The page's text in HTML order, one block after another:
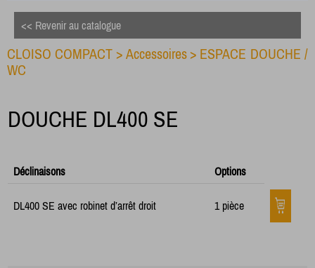
<< Revenir au catalogue
CLOISO COMPACT > Accessoires > ESPACE DOUCHE /
WC
DOUCHE DL400 SE
Déclinaisons Options
DL400 SE avec robinet d’arrêt droit 1 pièce